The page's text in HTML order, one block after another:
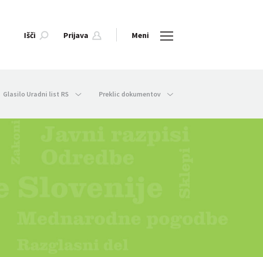
Išči Prijava Meni
Glasilo Uradni list RS Preklic dokumentov